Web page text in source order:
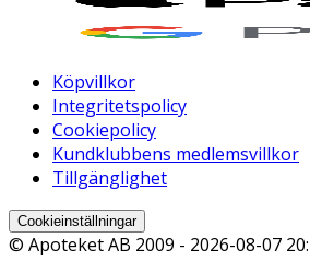
Köpvillkor
Integritetspolicy
Cookiepolicy
Kundklubbens medlemsvillkor
Tillgänglighet
Cookieinställningar
© Apoteket AB 2009 - 2026-08-07